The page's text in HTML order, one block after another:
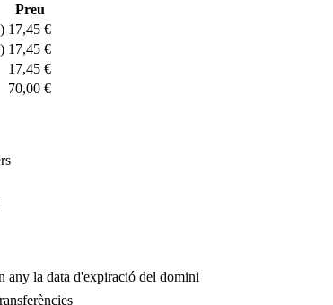
Preu
17,45 €
17,45 €
17,45 €
70,00 €
any la data d'expiració del domini